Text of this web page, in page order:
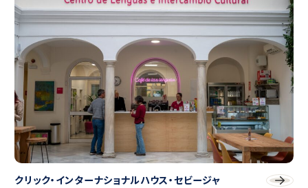
クリック・インターナショナルハウス・セビージャ